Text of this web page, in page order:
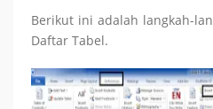
Berikut ini adalah langkah-
Daftar Tabel.